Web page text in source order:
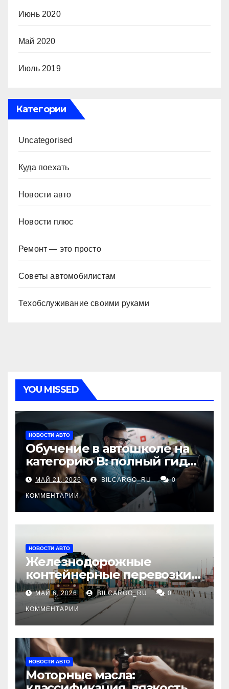
Июнь 2020
Май 2020
Июль 2019
Категории
Uncategorised
Куда поехать
Новости авто
Новости плюс
Ремонт — это просто
Советы автомобилистам
Техобслуживание своими руками
YOU MISSED
НОВОСТИ АВТО
Обучение в автошколе на
категорию В: полный гид
для будущих водителей
МАЙ 21, 2026 BILCARGO_RU 0
КОММЕНТАРИИ
НОВОСТИ АВТО
Железнодорожные
контейнерные перевозки
из Китая в Россию:
маршруты, сроки и
требования
МАЙ 6, 2026 BILCARGO_RU 0
КОММЕНТАРИИ
НОВОСТИ АВТО
Моторные масла: